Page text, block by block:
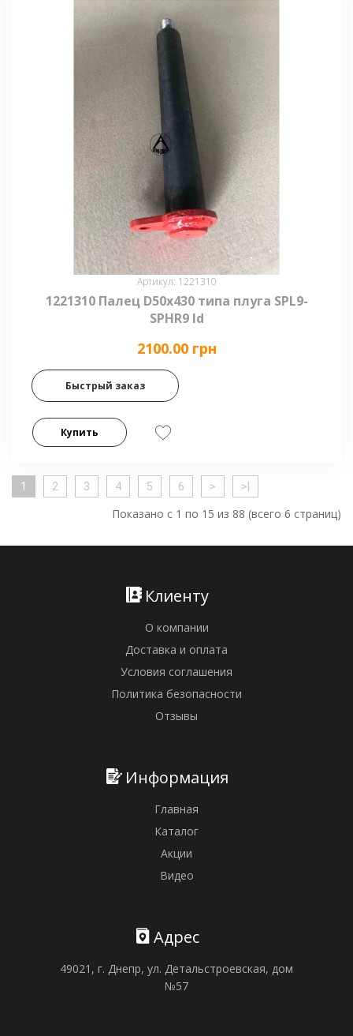
Артикул: 1221310
1221310 Палец D50x430 типа плуга SPL9-
SPHR9 ld
2100.00 грн
Быстрый заказ
Купить
1 2 3 4 5 6 > >|
Показано с 1 по 15 из 88 (всего 6 страниц)
Клиенту
О компании
Доставка и оплата
Условия соглашения
Политика безопасности
Отзывы
Информация
Главная
Каталог
Акции
Видео
Адрес
49021, г. Днепр, ул. Детальстроевская, дом
№57